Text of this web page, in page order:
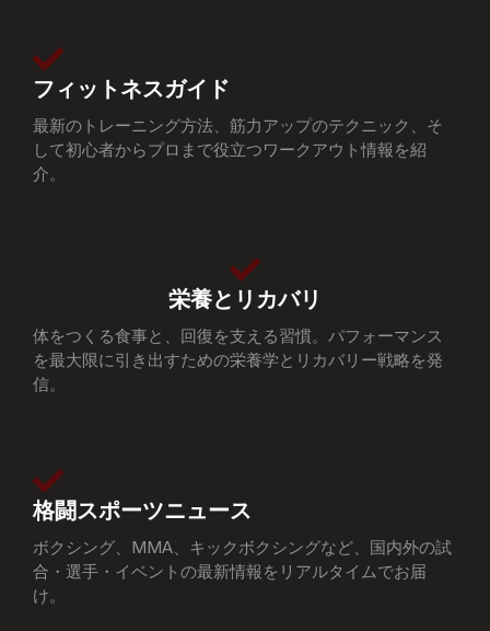
フィットネスガイド
最新のトレーニング方法、筋力アップのテクニック、そ
して初心者からプロまで役立つワークアウト情報を紹
介。
栄養とリカバリ
体をつくる食事と、回復を支える習慣。パフォーマンス
を最大限に引き出すための栄養学とリカバリー戦略を発
信。
格闘スポーツニュース
ボクシング、MMA、キックボクシングなど、国内外の試
合・選手・イベントの最新情報をリアルタイムでお届
け。